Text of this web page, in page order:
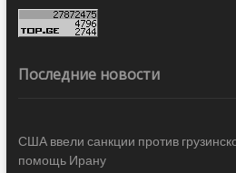
Последние новости
США ввели санкции против
помощь Ирану